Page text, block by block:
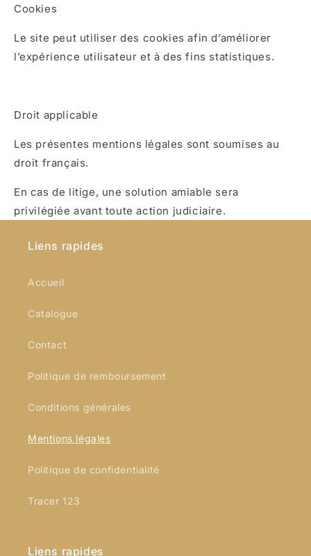
Cookies
Le site peut utiliser des cookies afin d’améliorer
l’expérience utilisateur et à des fins statistiques.
Droit applicable
Les présentes mentions légales sont soumises au
droit français.
En cas de litige, une solution amiable sera
privilégiée avant toute action judiciaire.
Liens rapides
Accueil
Catalogue
Contact
Politique de remboursement
Conditions générales
Mentions légales
Politique de confidentialité
Tracer 123
Liens rapides